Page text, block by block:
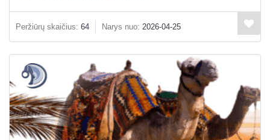
Peržiūrų skaičius: 64 Narys nuo: 2026-04-25